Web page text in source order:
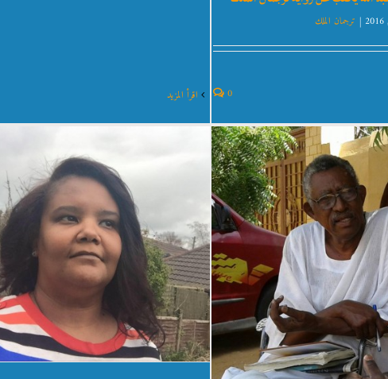
| ترجمان الملك
0
الأديب/ عبيد المجذوب
ترجمان الملك